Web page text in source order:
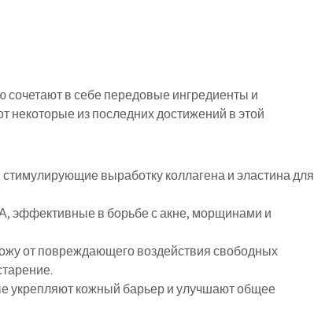
в себе передовые ингредиенты и
из последних достижений в этой
выработку коллагена и эластина для
эффективные в борьбе с акне, морщинами и
от повреждающего воздействия свободных
укрепляют кожный барьер и улучшают общее